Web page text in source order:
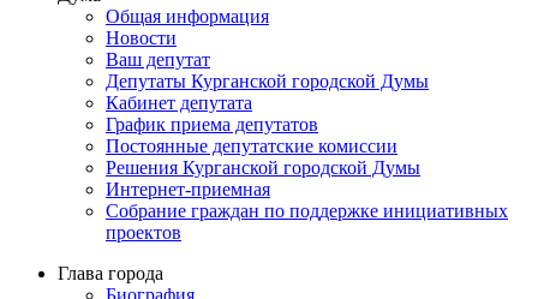
Общая информация
Новости
Ваш депутат
Депутаты Курганской городской Думы
Кабинет депутата
График приема депутатов
Постоянные депутатские комиссии
Решения Курганской городской Думы
Интернет-приемная
Собрание граждан по поддержке инициативных
проектов
Глава города
Биография